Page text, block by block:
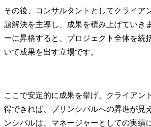
その後、コンサルタントとしてクライア
題解決を主導し、成果を積み上げていき
ーに昇格すると、プロジェクト全体を統
いて成果を出す立場です。
ここで安定的に成果を挙げ、クライアン
得できれば、プリンシパルへの昇進が見
ンシパルは、マネージャーとしての実績